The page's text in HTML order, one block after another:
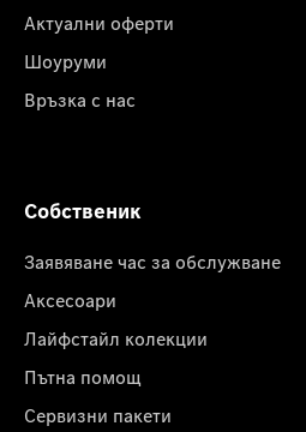
Актуални оферти
Шоуруми
Връзка с нас
Собственик
Заявяване час за обслужване
Аксесоари
Лайфстайл колекции
Пътна помощ
Сервизни пакети